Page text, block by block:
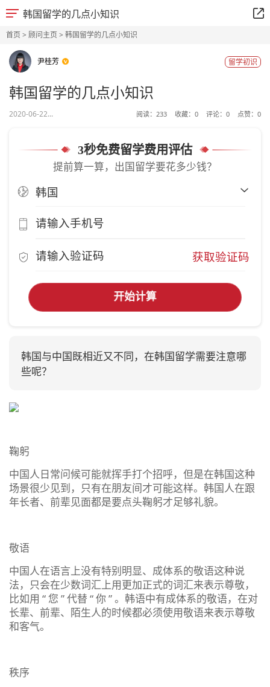
韩国留学的几点小知识
首页> 顾问主页> 韩国留学的几点小知识
尹桂芳 留学初识
韩国留学的几点小知识
2020-06-22... 阅读： 233 收藏： 0 评论： 0 点赞： 0
3秒免费留学费用评估
提前算一算，出国留学要花多少钱？
获取验证码
开始计算
韩国与中国既相近又不同，在韩国留学需要注意哪
些呢？
鞠躬
中国人日常问候可能就挥手打个招呼，但是在韩国这种
场景很少见到，只有在朋友间才可能这样。韩国人在跟
年长者、前辈见面都是要点头鞠躬才足够礼貌。
敬语
中国人在语言上没有特别明显、成体系的敬语这种说
法，只会在少数词汇上用更加正式的词汇来表示尊敬，
比如用 “ 您 ” 代替 “ 你 ” 。韩语中有成体系的敬语，在对
长辈、前辈、陌生人的时候都必须使用敬语来表示尊敬
和客气。
秩序